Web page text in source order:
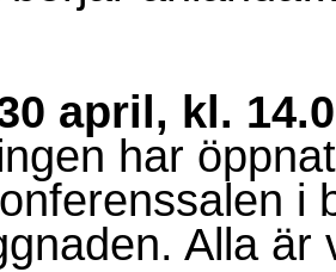
april, kl.
har
i
Alla är